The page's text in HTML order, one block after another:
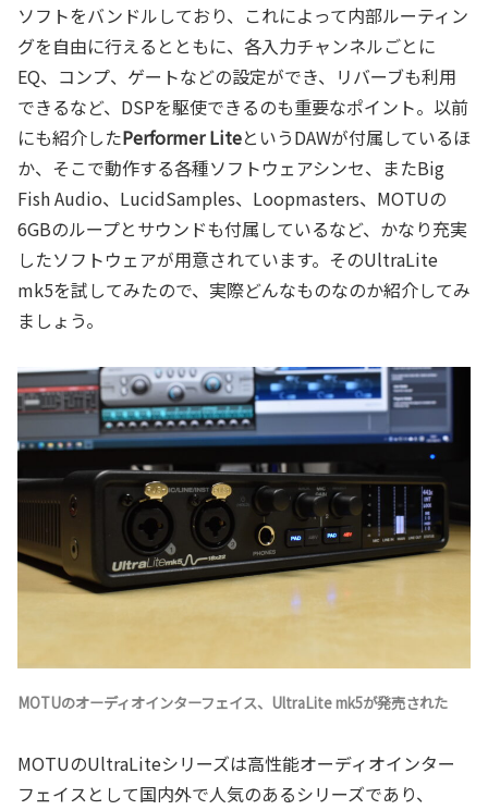
ソフトをバンドルしており、これによって内部ルーティン
グを自由に行えるとともに、各入力チャンネルごとに
EQ、コンプ、ゲートなどの設定ができ、リバーブも利用
できるなど、DSPを駆使できるのも重要なポイント。以前
にも紹介したPerformer LiteというDAWが付属しているほ
か、そこで動作する各種ソフトウェアシンセ、またBig
Fish Audio、LucidSamples、Loopmasters、MOTUの
6GBのループとサウンドも付属しているなど、かなり充実
したソフトウェアが用意されています。そのUltraLite
mk5を試してみたので、実際どんなものなのか紹介してみ
ましょう。
MOTUのオーディオインターフェイス、UltraLite mk5が発売された
MOTUのUltraLiteシリーズは高性能オーディオインター
フェイスとして国内外で人気のあるシリーズであり、